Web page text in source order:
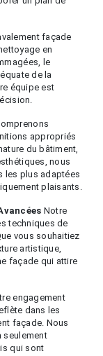
façade
en
le
de la
équipe est
appropriés
du bâtiment,
nous
les plus adaptées
plaisants.
Notre
techniques de
vous souhaitiez
artistique,
façade qui attire
engagement
dans les
façade. Nous
seulement
qui sont